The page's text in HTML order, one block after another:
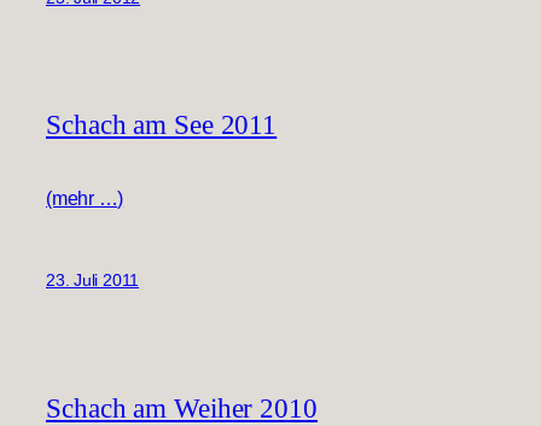
Schach am See 2011
(mehr …)
23. Juli 2011
Schach am Weiher 2010